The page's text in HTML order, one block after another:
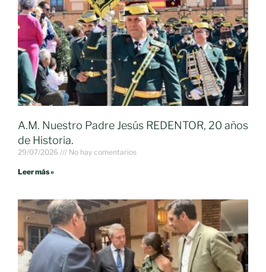
A.M. Nuestro Padre Jesús REDENTOR, 20 años
de Historia.
29/07/2026 No hay comentarios
Leer más »